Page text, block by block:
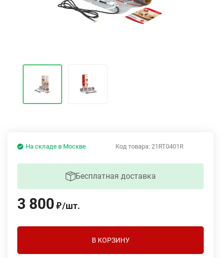
Код товара: 21RT0401R
На складе в Москве
Бесплатная доставка
3 800 ₽/шт.
В КОРЗИНУ